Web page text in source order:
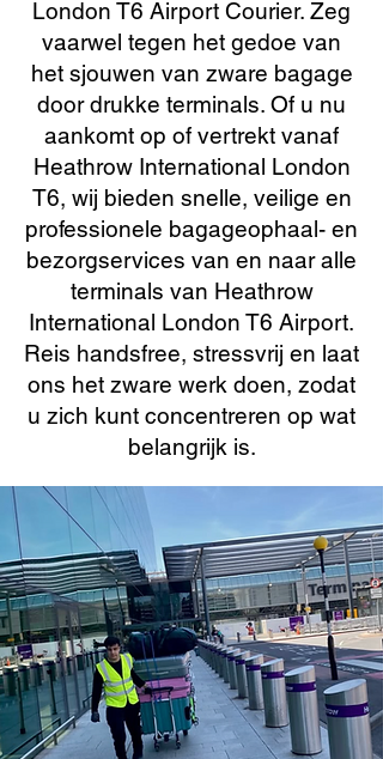
London T6 Airport Courier. Zeg
vaarwel tegen het gedoe van
het sjouwen van zware bagage
door drukke terminals. Of u nu
aankomt op of vertrekt vanaf
Heathrow International London
T6, wij bieden snelle, veilige en
professionele bagageophaal- en
bezorgservices van en naar alle
terminals van Heathrow
International London T6 Airport.
Reis handsfree, stressvrij en laat
ons het zware werk doen, zodat
u zich kunt concentreren op wat
belangrijk is.